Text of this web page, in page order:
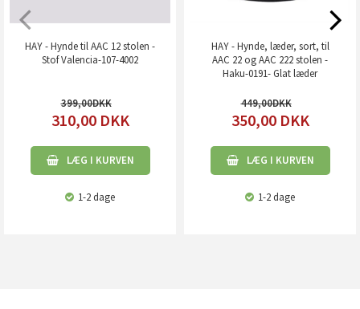
HAY - Hynde til AAC 12 stolen -
Stof Valencia-107-4002
399,00
310,00 DKK
LÆG I KURVEN
1-2 dage
HAY - Hynde, læder, sort, til
AAC 22 og AAC 222 stolen -
Haku-0191- Glat læder
449,00
350,00 DKK
LÆG I KURVEN
1-2 dage